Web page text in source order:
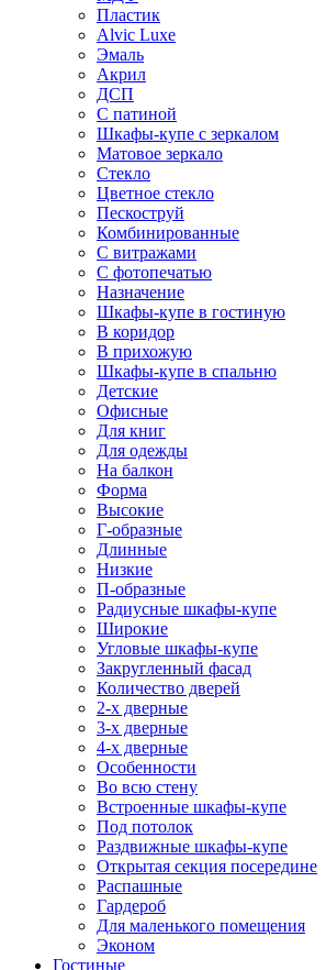
Пластик
Alvic Luxe
Эмаль
Акрил
ДСП
С патиной
Шкафы-купе с зеркалом
Матовое зеркало
Стекло
Цветное стекло
Пескоструй
Комбинированные
С витражами
С фотопечатью
Назначение
Шкафы-купе в гостиную
В коридор
В прихожую
Шкафы-купе в спальню
Детские
Офисные
Для книг
Для одежды
На балкон
Форма
Высокие
Г-образные
Длинные
Низкие
П-образные
Радиусные шкафы-купе
Широкие
Угловые шкафы-купе
Закругленный фасад
Количество дверей
2-х дверные
3-х дверные
4-х дверные
Особенности
Во всю стену
Встроенные шкафы-купе
Под потолок
Раздвижные шкафы-купе
Открытая секция посередине
Распашные
Гардероб
Для маленького помещения
Эконом
Гостиные